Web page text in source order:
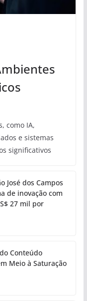
como IA,
e sistemas
significativos
José dos Campos
de inovação com
27 mil por
Conteúdo
Meio à Saturação